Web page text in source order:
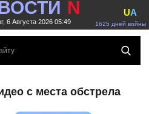
N
6 Августа 2026 05:49 1625 дней войны
UA
с места обстрела